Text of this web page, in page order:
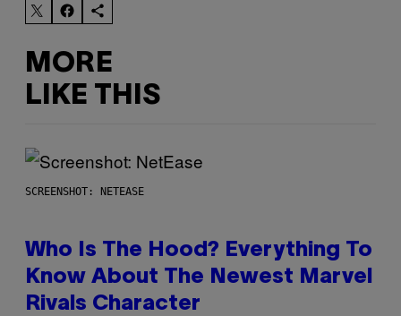
MORE
LIKE THIS
SCREENSHOT: NETEASE
Who Is The Hood? Everything To
Know About The Newest Marvel
Rivals Character